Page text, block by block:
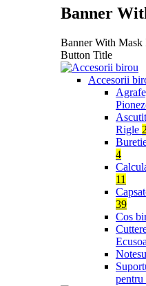
Banner
Banner With Mask
Button Title
Accesorii
Rigle
4
11
39
Cos
pentru